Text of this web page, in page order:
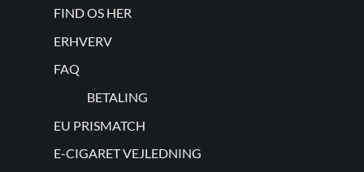
FIND OS HER
ERHVERV
FAQ
BETALING
EU PRISMATCH
E-CIGARET VEJLEDNING